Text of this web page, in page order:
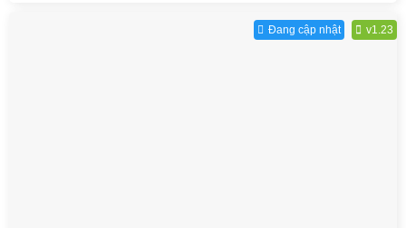
Đang cập nhật v1.23